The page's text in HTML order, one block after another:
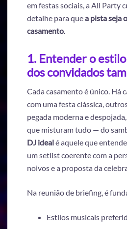
em festas sociais, a All Party
detalhe para quea pista seja
casamento.
1. Entender o
dos convidados
Cada casamento é único. Há
com uma festa clássica,
pegada moderna e
que misturam tudo — do
DJ idealé aquele que
um setlist coerente com a
noivos e a proposta da
Na reunião de briefing, é
Estilos musicais